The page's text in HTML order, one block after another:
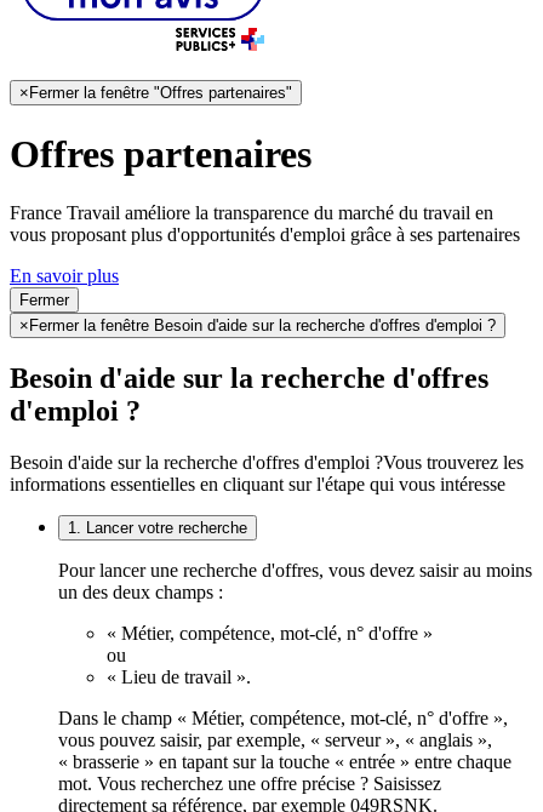
× Fermer la fenêtre "Offres partenaires"
Offres partenaires
France Travail améliore la transparence du marché du travail en
vous proposant plus d'opportunités d'emploi grâce à ses partenaires
En savoir plus
Fermer
× Fermer la fenêtre Besoin d'aide sur la recherche d'offres d'emploi ?
Besoin d'aide sur la recherche d'offres
d'emploi ?
Besoin d'aide sur la recherche d'offres d'emploi ?Vous trouverez les
informations essentielles en cliquant sur l'étape qui vous intéresse
1. Lancer votre recherche
Pour lancer une recherche d'offres, vous devez saisir au moins
un des deux champs :
« Métier, compétence, mot-clé, n° d'offre »
ou
« Lieu de travail ».
Dans le champ « Métier, compétence, mot-clé, n° d'offre »,
vous pouvez saisir, par exemple, « serveur », « anglais »,
« brasserie » en tapant sur la touche « entrée » entre chaque
mot. Vous recherchez une offre précise ? Saisissez
directement sa référence, par exemple 049RSNK.